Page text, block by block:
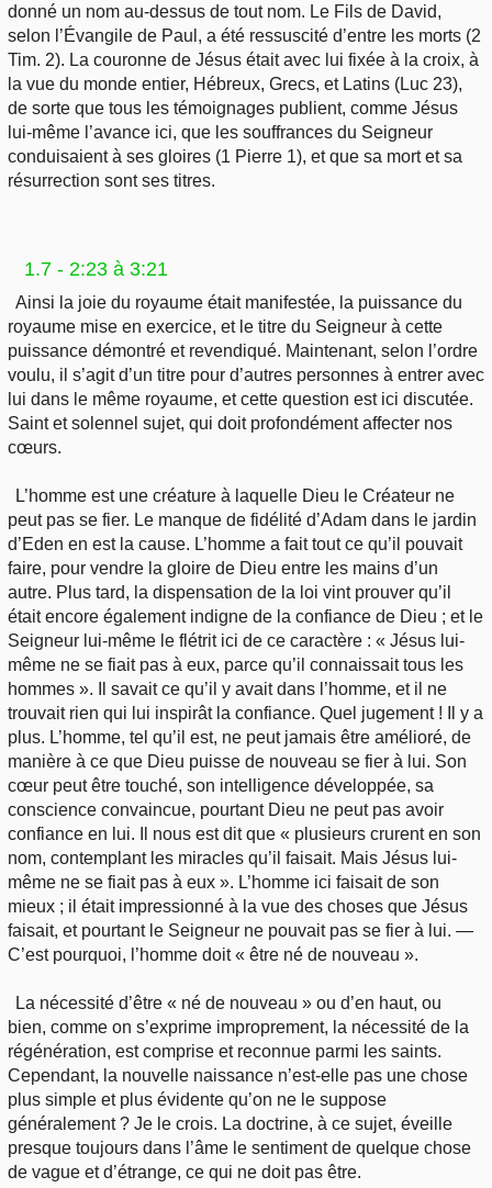
donné un nom au-dessus de tout nom. Le Fils de David,
selon l’Évangile de Paul, a été ressuscité d’entre les morts (2
Tim. 2). La couronne de Jésus était avec lui fixée à la croix, à
la vue du monde entier, Hébreux, Grecs, et Latins (Luc 23),
de sorte que tous les témoignages publient, comme Jésus
lui-même l’avance ici, que les souffrances du Seigneur
conduisaient à ses gloires (1 Pierre 1), et que sa mort et sa
résurrection sont ses titres.
1.7 - 2:23 à 3:21
Ainsi la joie du royaume était manifestée, la puissance du
royaume mise en exercice, et le titre du Seigneur à cette
puissance démontré et revendiqué. Maintenant, selon l’ordre
voulu, il s’agit d’un titre pour d’autres personnes à entrer avec
lui dans le même royaume, et cette question est ici discutée.
Saint et solennel sujet, qui doit profondément affecter nos
cœurs.
L’homme est une créature à laquelle Dieu le Créateur ne
peut pas se fier. Le manque de fidélité d’Adam dans le jardin
d’Eden en est la cause. L’homme a fait tout ce qu’il pouvait
faire, pour vendre la gloire de Dieu entre les mains d’un
autre. Plus tard, la dispensation de la loi vint prouver qu’il
était encore également indigne de la confiance de Dieu ; et le
Seigneur lui-même le flétrit ici de ce caractère : « Jésus lui-
même ne se fiait pas à eux, parce qu’il connaissait tous les
hommes ». Il savait ce qu’il y avait dans l’homme, et il ne
trouvait rien qui lui inspirât la confiance. Quel jugement ! Il y a
plus. L’homme, tel qu’il est, ne peut jamais être amélioré, de
manière à ce que Dieu puisse de nouveau se fier à lui. Son
cœur peut être touché, son intelligence développée, sa
conscience convaincue, pourtant Dieu ne peut pas avoir
confiance en lui. Il nous est dit que « plusieurs crurent en son
nom, contemplant les miracles qu’il faisait. Mais Jésus lui-
même ne se fiait pas à eux ». L’homme ici faisait de son
mieux ; il était impressionné à la vue des choses que Jésus
faisait, et pourtant le Seigneur ne pouvait pas se fier à lui. —
C’est pourquoi, l’homme doit « être né de nouveau ».
La nécessité d’être « né de nouveau » ou d’en haut, ou
bien, comme on s’exprime improprement, la nécessité de la
régénération, est comprise et reconnue parmi les saints.
Cependant, la nouvelle naissance n’est-elle pas une chose
plus simple et plus évidente qu’on ne le suppose
généralement ? Je le crois. La doctrine, à ce sujet, éveille
presque toujours dans l’âme le sentiment de quelque chose
de vague et d’étrange, ce qui ne doit pas être.